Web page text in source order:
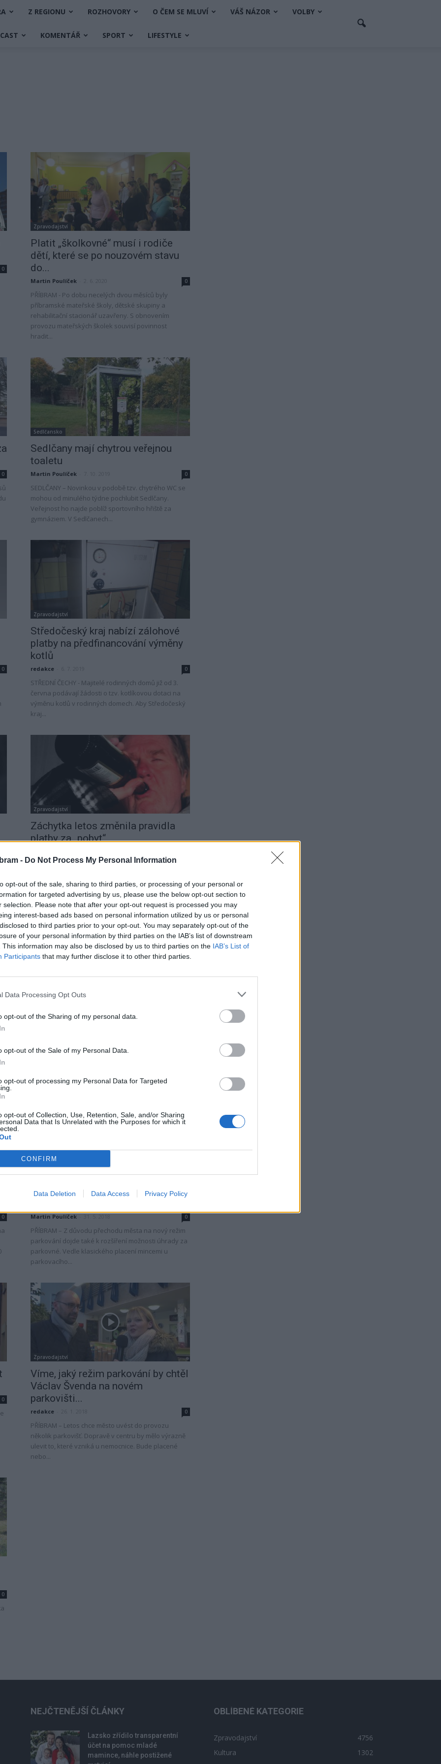
- Do Not Process My Personal Information
opt-out of the sale, sharing to third parties, or processing of your personal or
for targeted advertising by us, please use the below opt-out section to
selection. Please note that after your opt-out request is processed you may
interest-based ads based on personal information utilized by us or personal
to third parties prior to your opt-out. You may separately opt-out of the
of your personal information by third parties on the IAB’s list of downstream
This information may also be disclosed by us to third parties on the IAB’s List of
Participants that may further disclose it to other third parties.
Data Processing Opt Outs
opt-out of the Sharing of my personal data.
opt-out of the Sale of my Personal Data.
opt-out of processing my Personal Data for Targeted
opt-out of Collection, Use, Retention, Sale, and/or Sharing
Data that Is Unrelated with the Purposes for which it
CONFIRM
Data Deletion Data Access Privacy Policy
Z REGIONU ROZHOVORY O ČEM SE MLUVÍ VÁŠ NÁZOR VOLBY
KOMENTÁŘ SPORT LIFESTYLE
0
Zpravodajství
Platit „školkovné“ musí i rodiče
dětí, které se po nouzovém stavu
do...
Martin Poulíček 0
PŘÍBRAM - Po dobu necelých dvou měsíců byly
příbramské mateřské školy, dětské skupiny a
rehabilitační stacionář uzavřeny. S obnovením
provozu mateřských školek souvisí povinnost
hradit...
0
Sedlčansko
Sedlčany mají chytrou veřejnou
toaletu
Martin Poulíček 0
SEDLČANY – Novinkou v podobě tzv. chytrého WC se
mohou od minulého týdne pochlubit Sedlčany.
Veřejnost ho najde poblíž sportovního hřiště za
gymnáziem. V Sedlčanech...
0
Zpravodajství
Středočeský kraj nabízí zálohové
platby na předfinancování výměny
kotlů
redakce 0
STŘEDNÍ ČECHY - Majitelé rodinných domů již od 3.
června podávají žádosti o tzv. kotlíkovou dotaci na
výměnu kotlů v rodinných domech. Aby Středočeský
kraj...
Zpravodajství
Záchytka letos změnila pravidla
platby za „pobyt“
PŘÍBRAM - Příbram patří mezi jedno z mála měst,
března 2016 provozována Centrem sociálních a
zdravotních...
O čem se mluví
parkovací automaty, realita je jiná
PŘÍBRAM - Vedení města dalo svým občanům
parkování v této lokalitě....
0
Zpravodajství
Parkování bude možné od zítřka
Martin Poulíček 0
PŘÍBRAM – Z důvodu přechodu města na nový režim
parkování dojde také k rozšíření možnosti úhrady za
parkovné. Vedle klasického placení mincemi u
parkovacího...
0
Zpravodajství
Víme, jaký režim parkování by chtěl
Václav Švenda na novém
parkovišti...
redakce 0
PŘÍBRAM – Letos chce město uvést do provozu
několik parkovišť. Dopravě v centru by mělo výrazně
ulevit to, které vzniká u nemocnice. Bude placené
nebo...
0
NEJČTENĚJŠÍ ČLÁNKY
Lazsko zřídilo transparentní
účet na pomoc mladé
mamince, náhle postižené
OBLÍBENÉ KATEGORIE
Zpravodajství
4756
Kultura
1302